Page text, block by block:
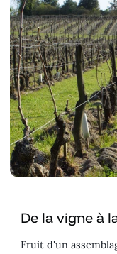
De la vigne à
Fruit d'un